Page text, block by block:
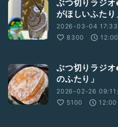
ぶつ切りラジ
がほしいふたり
2026-03-04
8300
12:00
ぶつ切りラジ
のふたり」
2026-02-26
5100
12:00